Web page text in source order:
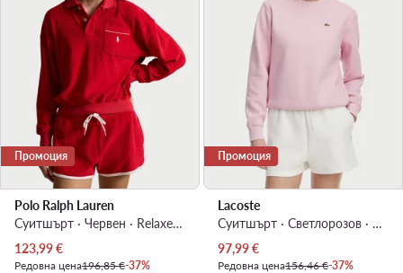
Промоция
Polo Ralph Lauren
Суитшърт · Червен · Relaxed Fit
Актуална цена
123,99€
Редовна цена196,85 €-37%
Промоция
Lacoste
Суитшърт · Светлорозов · Relaxed Fit
Актуална цена
97,99€
Редовна цена156,46 €-37%